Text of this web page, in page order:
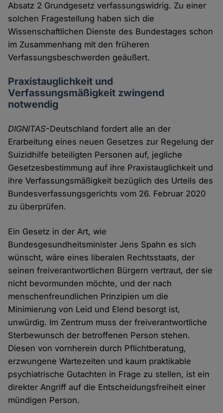
Absatz 2 Grundgesetz verfassungswidrig. Zu einer
solchen Fragestellung haben sich die
Wissenschaftlichen Dienste des Bundestages schon
im Zusammenhang mit den früheren
Verfassungsbeschwerden geäußert.
Praxistauglichkeit und
Verfassungsmäßigkeit zwingend
notwendig
DIGNITAS-Deutschland fordert alle an der
Erarbeitung eines neuen Gesetzes zur Regelung der
Suizidhilfe beteiligten Personen auf, jegliche
Gesetzesbestimmung auf ihre Praxistauglichkeit und
ihre Verfassungsmäßigkeit bezüglich des Urteils des
Bundesverfassungsgerichts vom 26. Februar 2020
zu überprüfen.
Ein Gesetz in der Art, wie
Bundesgesundheitsminister Jens Spahn es sich
wünscht, wäre eines liberalen Rechtsstaats, der
seinen freiverantwortlichen Bürgern vertraut, der sie
nicht bevormunden möchte, und der nach
menschenfreundlichen Prinzipien um die
Minimierung von Leid und Elend besorgt ist,
unwürdig. Im Zentrum muss der freiverantwortliche
Sterbewunsch der betroffenen Person stehen.
Diesen von vornherein durch Pflichtberatung,
erzwungene Wartezeiten und kaum praktikable
psychiatrische Gutachten in Frage zu stellen, ist ein
direkter Angriff auf die Entscheidungsfreiheit einer
mündigen Person.